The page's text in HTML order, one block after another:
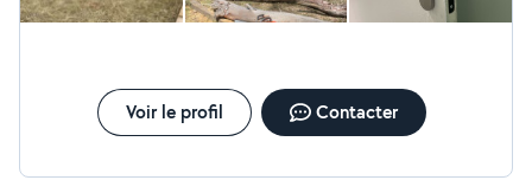
Voir le profil Contacter